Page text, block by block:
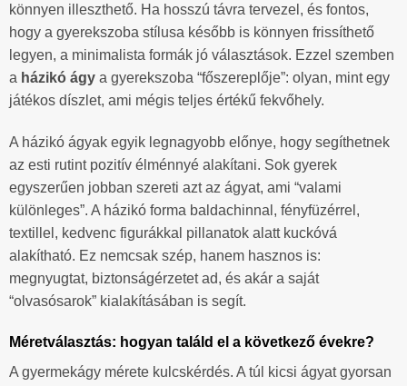
könnyen illeszthető. Ha hosszú távra tervezel, és fontos,
hogy a gyerekszoba stílusa később is könnyen frissíthető
legyen, a minimalista formák jó választások. Ezzel szemben
a házikó ágy a gyerekszoba “főszereplője”: olyan, mint egy
játékos díszlet, ami mégis teljes értékű fekvőhely.
A házikó ágyak egyik legnagyobb előnye, hogy segíthetnek
az esti rutint pozitív élménnyé alakítani. Sok gyerek
egyszerűen jobban szereti azt az ágyat, ami “valami
különleges”. A házikó forma baldachinnal, fényfüzérrel,
textillel, kedvenc figurákkal pillanatok alatt kuckóvá
alakítható. Ez nemcsak szép, hanem hasznos is:
megnyugtat, biztonságérzetet ad, és akár a saját
“olvasósarok” kialakításában is segít.
Méretválasztás: hogyan találd el a következő évekre?
A gyermekágy mérete kulcskérdés. A túl kicsi ágyat gyorsan